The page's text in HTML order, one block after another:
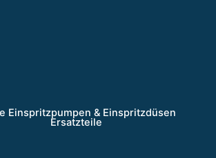
Einspritzpumpen & Einspritzdüsen
Ersatzteile